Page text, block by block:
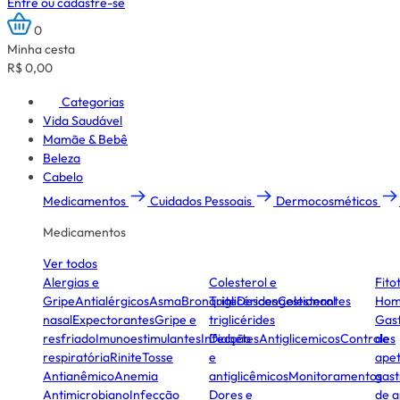
0
Minha cesta
R$ 0,00
Categorias
Vida Saudável
Mamãe & Bebê
Beleza
Cabelo
Medicamentos
Cuidados Pessoais Dermocosméticos
Medicamentos
Ver todos
Alergias e
GripeAntialérgicosAsmaBronquiteDescongestionantes
nasalExpectorantesGripe e
resfriadoImunoestimulantesInfecção
respiratóriaRiniteTosse
AntianêmicoAnemia
AntimicrobianoInfecção
Colesterol e
TriglicéridesColesterol
triglicérides
DiabetesAntiglicemicosControles
e
antiglicêmicosMonitoramentos
Dores e
de
de